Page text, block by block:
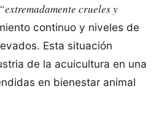
“extremadamente crueles y
continuo y niveles de
Esta situación
de la acuicultura en una
en bienestar animal